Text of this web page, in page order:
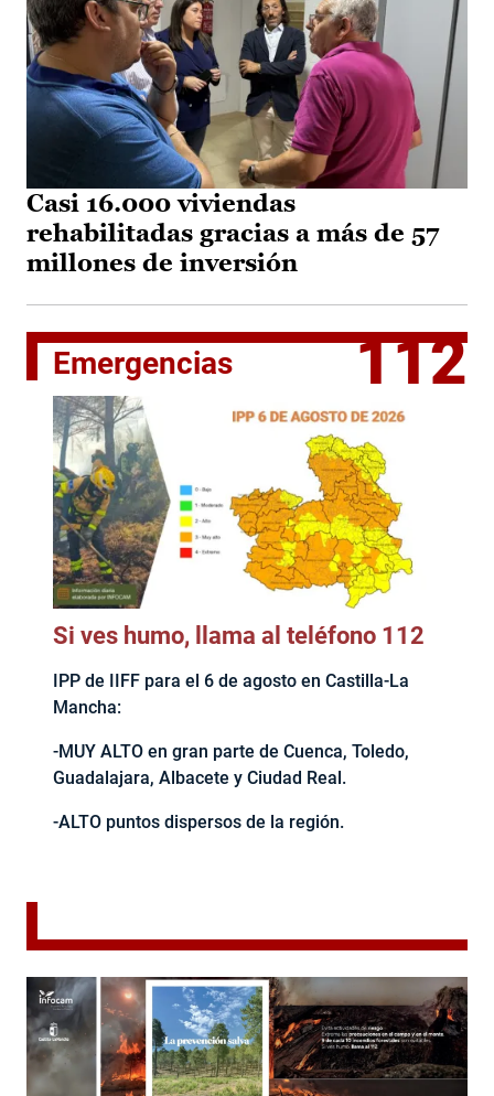
Casi 16.000 viviendas
rehabilitadas gracias a más de 57
millones de inversión
Emergencias 112
Si ves humo, llama al teléfono 112
IPP de IIFF para el 6 de agosto en Castilla-La
Mancha:
-MUY ALTO en gran parte de Cuenca, Toledo,
Guadalajara, Albacete y Ciudad Real.
-ALTO puntos dispersos de la región.